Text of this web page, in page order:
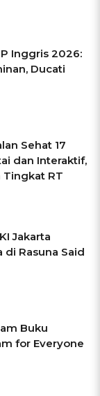
Inggris 2026:
Ducati
Sehat 17
dan Interaktif,
Tingkat RT
Jakarta
di Rasuna Said
Buku
for Everyone